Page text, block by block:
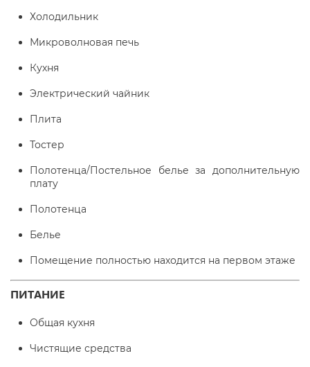
Холодильник
Микроволновая печь
Кухня
Электрический чайник
Плита
Тостер
Полотенца/Постельное белье за дополнительную
плату
Полотенца
Белье
Помещение полностью находится на первом этаже
ПИТАНИЕ
Общая кухня
Чистящие средства